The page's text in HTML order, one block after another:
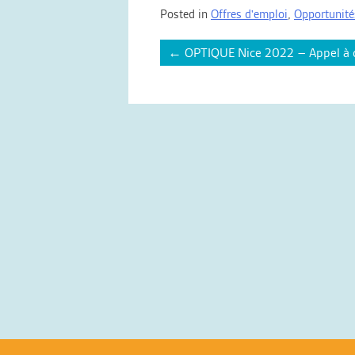
Posted in Offres d'emploi
navigation
← OPTIQUE Nice 2022 – Appel